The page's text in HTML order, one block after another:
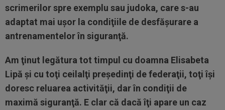
scrimerilor spre exemplu sau judoka, care s-au
adaptat mai uşor la condiţiile de desfăşurare a
antrenamentelor în siguranţă.
Am ţinut legătura tot timpul cu doamna Elisabeta
Lipă şi cu toţi ceilalţi preşedinţi de federaţii, toţi îşi
doresc reluarea activităţii, dar în condiţii de
maximă siguranţă. E clar că dacă îţi apare un caz